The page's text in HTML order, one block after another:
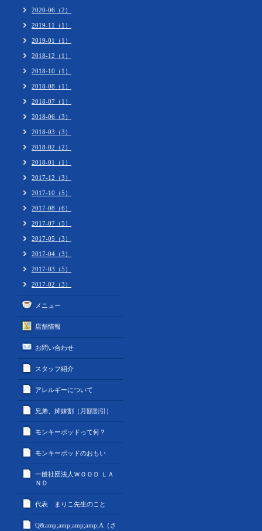
2020-06（2）
2019-11（1）
2019-01（1）
2018-12（1）
2018-10（1）
2018-08（1）
2018-07（1）
2018-06（3）
2018-03（3）
2018-02（2）
2018-01（1）
2017-12（3）
2017-10（5）
2017-08（6）
2017-07（5）
2017-05（3）
2017-04（3）
2017-03（5）
2017-02（3）
メニュー
店舗情報
お問い合わせ
スタッフ紹介
アレルギーについて
兄弟、姉妹割（月額割引）
モンキーポッドって何？
モンキーポッドのおもい
一般社団法人ＷＯＯＤ ＬＡ
ＮＤ
代表 まりこ先生のこと
Q&amp;amp;amp;amp;A（さ